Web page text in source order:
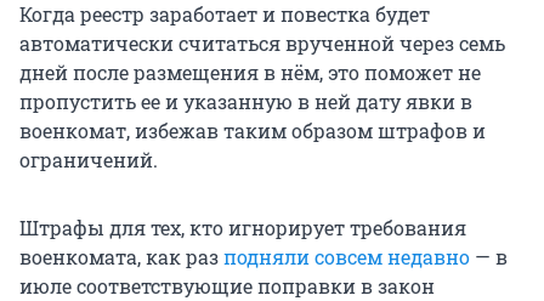
Когда реестр заработает и повестка будет
автоматически считаться врученной через семь
дней после размещения в нём, это поможет не
пропустить ее и указанную в ней дату явки в
военкомат, избежав таким образом штрафов и
ограничений.
Штрафы для тех, кто игнорирует требования
военкомата, как разподняли совсем недавно — в
июле соответствующие поправки в закон